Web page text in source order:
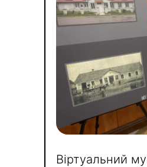
Віртуальний